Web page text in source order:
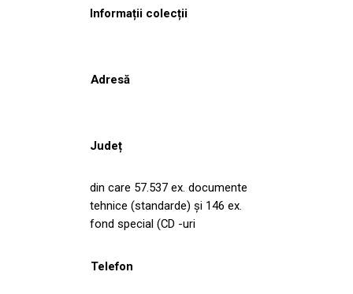
Informații colecții
Adresă
Județ
din care 57.537 ex. documente
tehnice (standarde) şi 146 ex.
fond special (CD -uri
Telefon